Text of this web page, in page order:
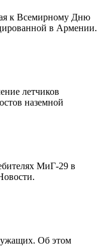
к Всемирному Дню
в Армении.
летчиков
наземной
МиГ-29 в
Об этом